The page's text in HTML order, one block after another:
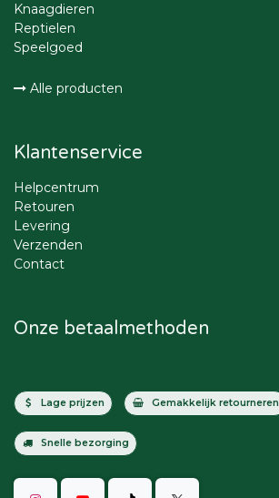
Knaagdieren
Reptielen
Speelgoed
Alle producten
Klantenservice
Helpcentrum
Retouren
Levering
Verzenden
Contact
Onze betaalmethoden
Lage prijzen Gemakkelijk retourneren
Snelle bezorging